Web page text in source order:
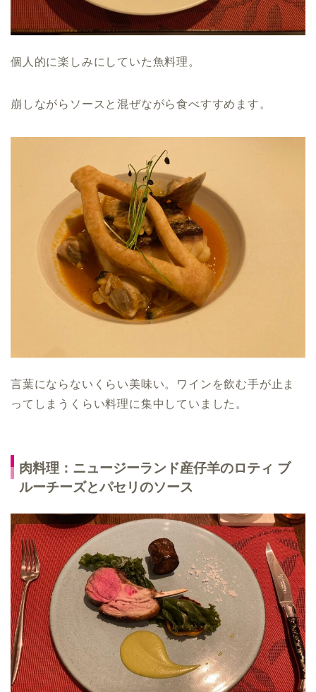
個人的に楽しみにしていた魚料理。
崩しながらソースと混ぜながら食べすすめます。
言葉にならないくらい美味い。ワインを飲む手が止ま
ってしまうくらい料理に集中していました。
肉料理：ニュージーランド産仔羊のロティ ブ
ルーチーズとパセリのソース